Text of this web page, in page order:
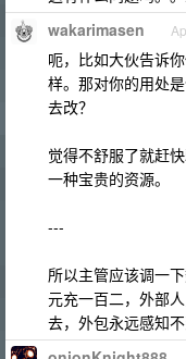
wakarimasen
呃，比如大伙告诉
样。那对你的用处
去改？
觉得不舒服了就赶
一种宝贵的资源。
---
所以主管应该调一
元充一百二，外部
去，外包永远感知不